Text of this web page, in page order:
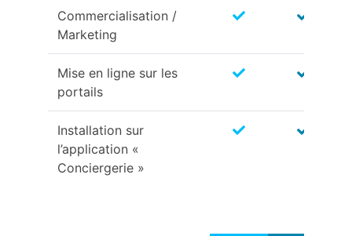
Commercialisation /
Marketing
Mise en ligne sur les
portails
Installation sur
l’application «
Conciergerie »